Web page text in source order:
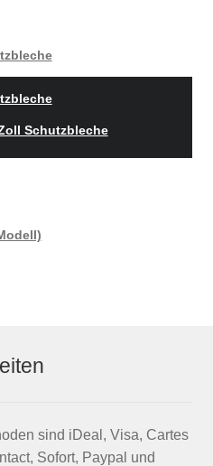
Schutzbleche
sind iDeal, Visa, Cartes
Sofort, Paypal und